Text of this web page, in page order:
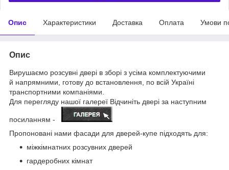
Опис Характеристики Доставка Оплата Умови
Опис
Вирушаємо розсувні двері в зборі з усіма комплектуючими
й напрямними, готову до встановлення, по всій Україні
транспортними компаніями.
Для перегляду нашої галереї Відчиніть двері за наступним
посиланням -
Пропоновані нами фасади для дверей-купе підходять для:
міжкімнатних розсувних дверей
гардеробних кімнат